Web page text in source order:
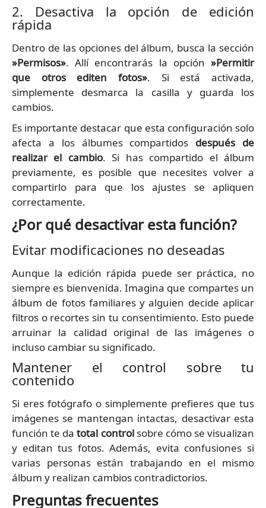
2. Desactiva la opción de edición
rápida
Dentro de las opciones del álbum, busca la sección
»Permisos». Allí encontrarás la opción »Permitir
que otros editen fotos». Si está activada,
simplemente desmarca la casilla y guarda los
cambios.
Es importante destacar que esta configuración solo
afecta a los álbumes compartidos después de
realizar el cambio. Si has compartido el álbum
previamente, es posible que necesites volver a
compartirlo para que los ajustes se apliquen
correctamente.
¿Por qué desactivar esta función?
Evitar modificaciones no deseadas
Aunque la edición rápida puede ser práctica, no
siempre es bienvenida. Imagina que compartes un
álbum de fotos familiares y alguien decide aplicar
filtros o recortes sin tu consentimiento. Esto puede
arruinar la calidad original de las imágenes o
incluso cambiar su significado.
Mantener el control sobre tu
contenido
Si eres fotógrafo o simplemente prefieres que tus
imágenes se mantengan intactas, desactivar esta
función te datotal controlsobre cómo se visualizan
y editan tus fotos. Además, evita confusiones si
varias personas están trabajando en el mismo
álbum y realizan cambios contradictorios.
Preguntas frecuentes